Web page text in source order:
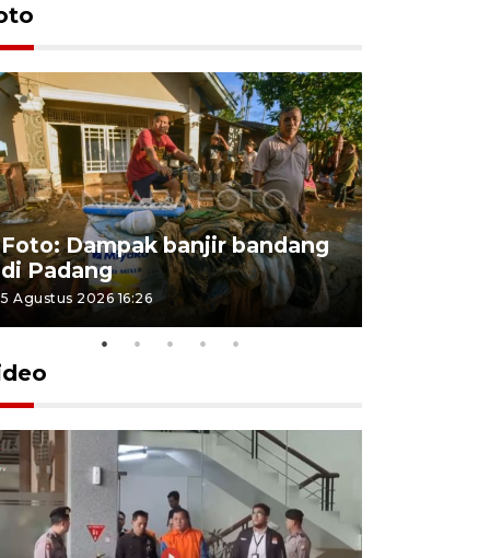
Foto: Dampak banjir bandang
di Padang
5 Agustus 2026 16:26